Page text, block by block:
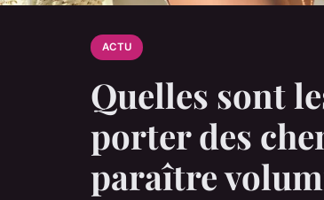
ACTU
Quelles sont
porter des
paraître